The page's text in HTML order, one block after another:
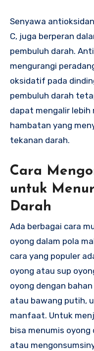
Senyawa
C, juga berperan
pembuluh darah.
mengurangi
oksidatif pada
pembuluh darah
dapat mengalir lebih
hambatan yang
tekanan darah.
Cara
untuk
Darah
Ada berbagai cara
oyong dalam pola
cara yang populer
oyong atau sup
oyong dengan
atau bawang putih,
manfaat. Untuk
bisa menumis
atau